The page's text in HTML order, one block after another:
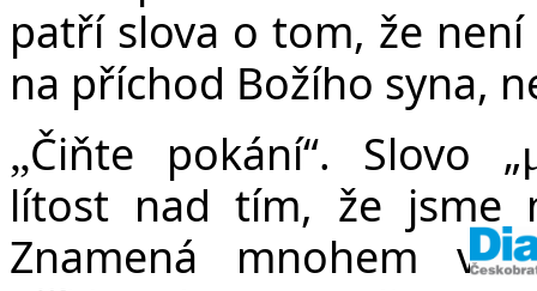
patří slova o tom, že
na příchod Božího syna,
„Čiňte pokání“. Slovo „
lítost nad tím, že jsme
Znamená mnohem